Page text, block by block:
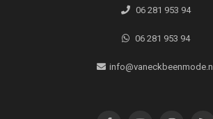
06 281 953 94
06 281 953 94
info@vaneckbeenmode.nl